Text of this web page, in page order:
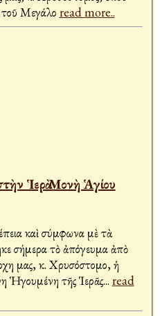
τοῦ Μεγάλο read more..
Ἱερὰ Μονὴ Ἁγίου
καὶ σύμφωνα μὲ τὰ
σήμερα τὸ ἀπόγευμα ἀπὸ
μας, κ. Χρυσόστομο, ἡ
Ἡγουμένη τῆς Ἱερᾶς... read